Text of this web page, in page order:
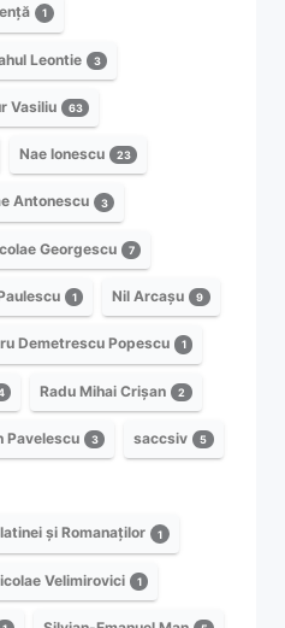
1
Leontie 3
Vasiliu 63
Nae Ionescu 23
Antonescu 3
Georgescu 7
1 Nil Arcașu 9
Demetrescu Popescu 1
Radu Mihai Crișan 2
Pavelescu 3 saccsiv 5
și Romanaților 1
Velimirovici 1